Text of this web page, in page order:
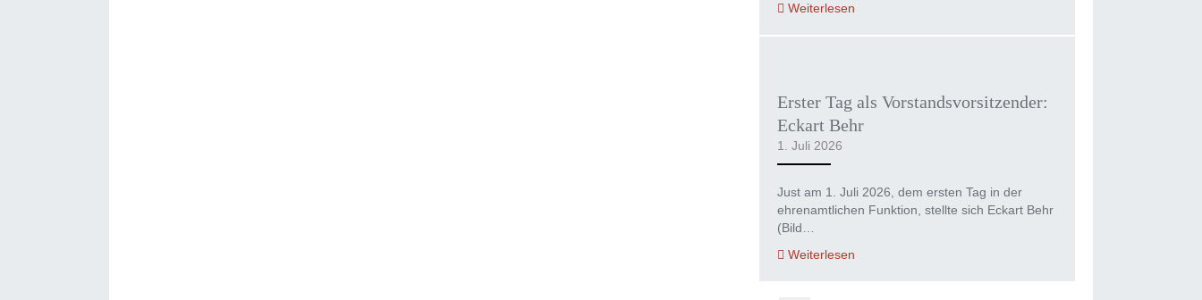
Weiterlesen
Erster Tag als Vorstandsvorsitzender:
Eckart Behr
1. Juli 2026
Just am 1. Juli 2026, dem ersten Tag in der
ehrenamtlichen Funktion, stellte sich Eckart Behr
(Bild…
Weiterlesen